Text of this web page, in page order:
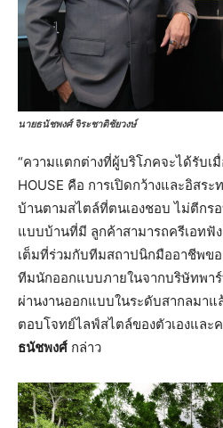
นายธนัชพงศ์ จิระชาติชัยวงษ์
“ความแตกต่างที่ผู้บริโภคจะได้รับเ
HOUSE คือ การเปิดกว้างและอิสร
บ้านตามสไตล์ที่ตนเองชอบ ไม่ตีกรอ
แบบบ้านที่มี ลูกค้าสามารถครีเอทฟั
เต็มที่ร่วมกับทีมสถาปนิกมืออาชีพขอ
ทีมนักออกแบบภายในจากบริษัทพาร์
ผ่านงานออกแบบในระดับสากลมาแ
ตอบโจทย์ไลฟ์สไตล์ของตัวเองและ
ธนัชพงศ์ กล่าว